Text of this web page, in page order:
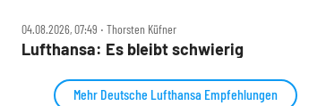
04.08.2026, 07:49 ‧ Thorsten Küfner
Lufthansa: Es bleibt schwierig
Mehr Deutsche Lufthansa Empfehlungen